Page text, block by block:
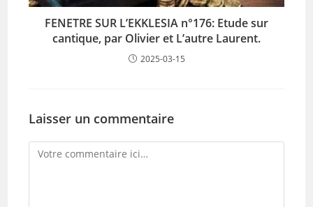
FENETRE SUR L’EKKLESIA n°176: Etude sur
cantique, par Olivier et L’autre Laurent.
2025-03-15
Laisser un commentaire
Comment